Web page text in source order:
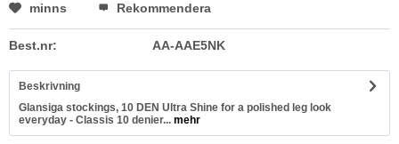
minns Rekommendera
Best.nr: AA-AAE5NK
Beskrivning
Glansiga stockings, 10 DEN Ultra Shine for a polished leg look
everyday - Classis 10 denier... mehr